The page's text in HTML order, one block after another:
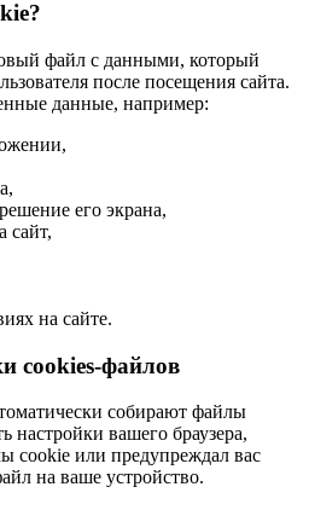
файл с данными, который
после посещения сайта.
данные, например:
его экрана,
сайт,
на сайте.
cookies-файлов
собирают файлы
вашего браузера,
cookie или предупреждал вас
на ваше устройство.